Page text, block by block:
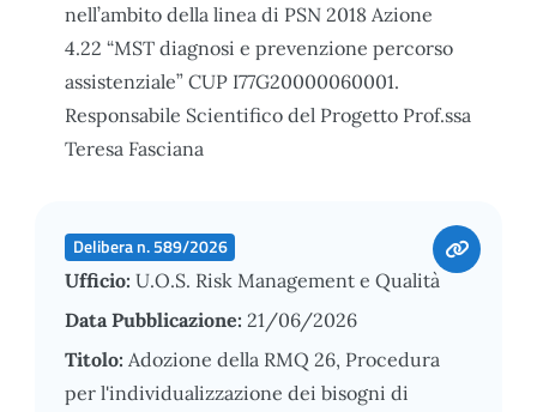
nell’ambito della linea di PSN 2018 Azione
4.22 “MST diagnosi e prevenzione percorso
assistenziale” CUP I77G20000060001.
Responsabile Scientifico del Progetto Prof.ssa
Teresa Fasciana
Delibera n. 589/2026
Ufficio: U.O.S. Risk Management e Qualità
Data Pubblicazione: 21/06/2026
Titolo: Adozione della RMQ 26, Procedura
per l'individualizzazione dei bisogni di